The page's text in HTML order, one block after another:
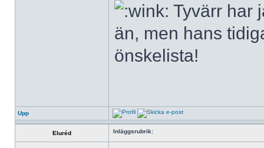
Tyvärr har
än, men hans
önskelista!
Upp
Eluréd Inläggsrubrik: